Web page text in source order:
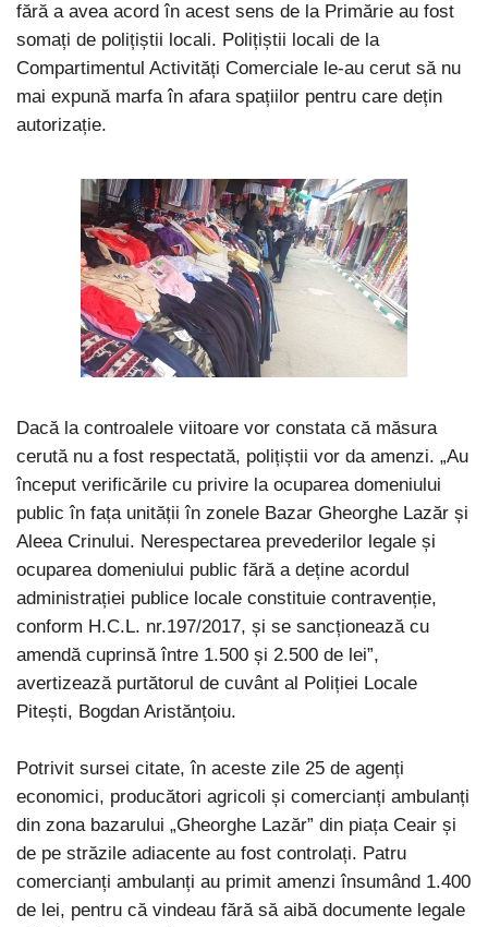
fără a avea acord în acest sens de la Primărie au fost
somați de polițiștii locali. Polițiștii locali de la
Compartimentul Activități Comerciale le-au cerut să nu
mai expună marfa în afara spațiilor pentru care dețin
autorizație.
Dacă la controalele viitoare vor constata că măsura
cerută nu a fost respectată, polițiștii vor da amenzi. „Au
început verificările cu privire la ocuparea domeniului
public în fața unității în zonele Bazar Gheorghe Lazăr și
Aleea Crinului. Nerespectarea prevederilor legale și
ocuparea domeniului public fără a deține acordul
administrației publice locale constituie contravenție,
conform H.C.L. nr.197/2017, și se sancționează cu
amendă cuprinsă între 1.500 și 2.500 de lei”,
avertizează purtătorul de cuvânt al Poliției Locale
Pitești, Bogdan Aristănțoiu.
Potrivit sursei citate, în aceste zile 25 de agenți
economici, producători agricoli și comercianți ambulanți
din zona bazarului „Gheorghe Lazăr” din piața Ceair și
de pe străzile adiacente au fost controlați. Patru
comercianți ambulanți au primit amenzi însumând 1.400
de lei, pentru că vindeau fără să aibă documente legale